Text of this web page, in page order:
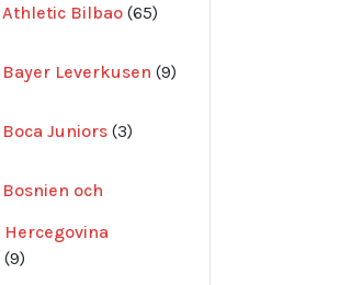
Athletic Bilbao 65
produkter
Bayer Leverkusen 9
produkter
Boca Juniors 3
produkter
Bosnien och
Hercegovina
99